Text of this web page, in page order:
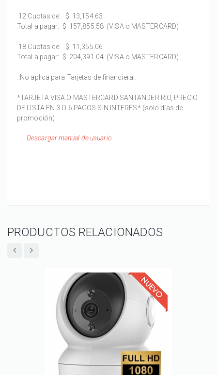
12 Cuotas de:
$ 13,154.63
Total a pagar: $ 157,855.58 (VISA o MASTERCARD)
18 Cuotas de:
$ 11,355.06
Total a pagar: $ 204,391.04 (VISA o MASTERCARD)
_No aplica para Tarjetas de financiera_
*TARJETA VISA O MASTERCARD SANTANDER RIO, PRECIO
DE LISTA EN 3 O 6 PAGOS SIN INTERES* (solo días de
promoción)
Descargar manual de usuario
PRODUCTOS RELACIONADOS